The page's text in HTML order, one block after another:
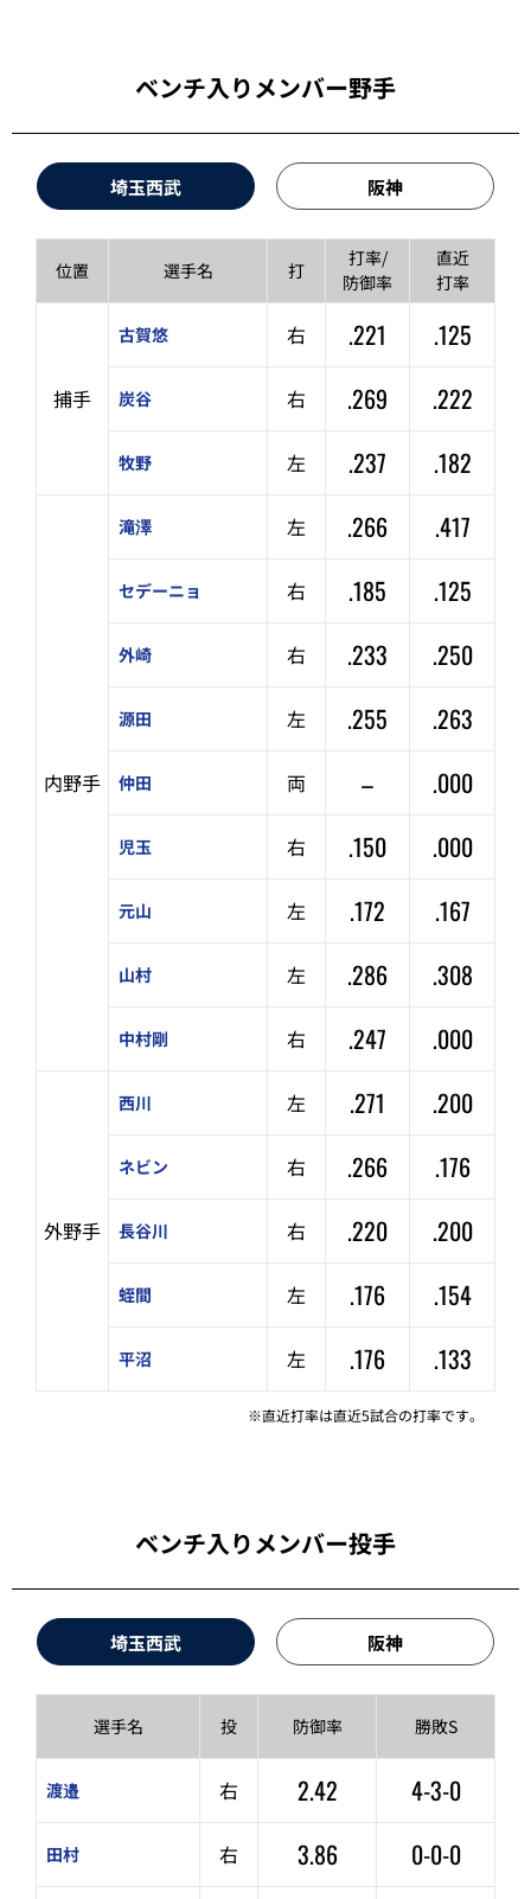
ベンチ入りメンバー野手
埼玉西武 阪神
位置 選手名 打
打率/
防御率
直近
打率
捕手
古賀悠 右 .221 .125
炭谷 右 .269 .222
牧野 左 .237 .182
内野手
滝澤 左 .266 .417
セデーニョ 右 .185 .125
外崎 右 .233 .250
源田 左 .255 .263
仲田 両 – .000
児玉 右 .150 .000
元山 左 .172 .167
山村 左 .286 .308
中村剛 右 .247 .000
外野手
西川 左 .271 .200
ネビン 右 .266 .176
長谷川 右 .220 .200
蛭間 左 .176 .154
平沼 左 .176 .133
※直近打率は直近5試合の打率です。
ベンチ入りメンバー投手
埼玉西武 阪神
選手名 投 防御率 勝敗S
渡邉 右 2.42 4-3-0
田村 右 3.86 0-0-0